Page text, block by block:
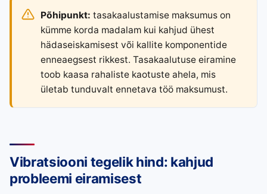
Põhipunkt: tasakaalustamise maksumus on
kümme korda madalam kui kahjud ühest
hädaseiskamisest või kallite komponentide
enneaegsest rikkest. Tasakaalutuse eiramine
toob kaasa rahaliste kaotuste ahela, mis
ületab tunduvalt ennetava töö maksumust.
Vibratsiooni tegelik hind: kahjud
probleemi eiramisest